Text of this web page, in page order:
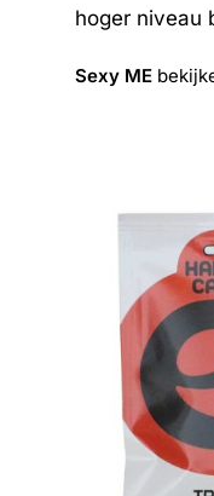
hoger niveau
Sexy ME